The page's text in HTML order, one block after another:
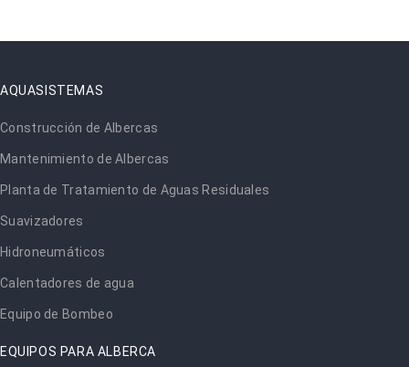
AQUASISTEMAS
Construcción de Albercas
Mantenimiento de Albercas
Planta de Tratamiento de Aguas Residuales
Suavizadores
Hidroneumáticos
Calentadores de agua
Equipo de Bombeo
EQUIPOS PARA ALBERCA